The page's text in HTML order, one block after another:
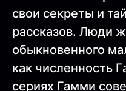
свои секреты и
рассказов. Люди
обыкновенного
как численность
сериях Гамми